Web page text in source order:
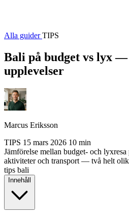
Alla guiderTIPS
Bali på budget vs lyx
upplevelser
Marcus Eriksson
TIPS 15 mars 2026 10 min
Jämförelse mellan budget- och
aktiviteter och transport — två helt
tips bali
Innehåll